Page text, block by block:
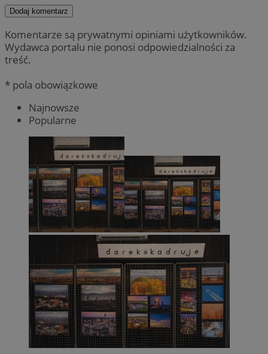
Dodaj komentarz
Komentarze są prywatnymi opiniami użytkowników.
Wydawca portalu nie ponosi odpowiedzialności za
treść.
* pola obowiązkowe
Najnowsze
Popularne